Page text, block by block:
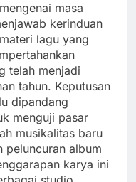
masa
kerinduan
lagu yang
telah menjadi
tahun. Keputusan
dipandang
menguji pasar
musikalitas baru
peluncuran album
karya ini